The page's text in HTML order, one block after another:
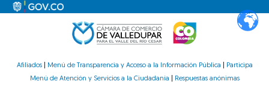
Afiliados| Menú de Transparencia y Acceso a la Información Pública
Participa
Menú de Atención y Servicios a la Ciudadanía
Respuestas anónimas